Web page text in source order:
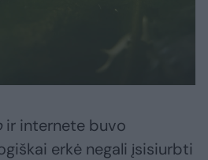
ir internete buvo
erkė negali įsisiurbti